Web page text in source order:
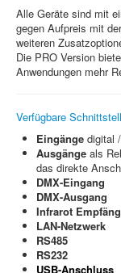
Alle Geräte sind mit
gegen Aufpreis mit
weiteren
Die PRO Version
Anwendungen mehr
Verfügbare
Eingänge digital
Ausgänge als
das direkte
DMX-Eingang
DMX-Ausgang
Infrarot
LAN-Netzwerk
RS485
RS232
USB-Anschluss